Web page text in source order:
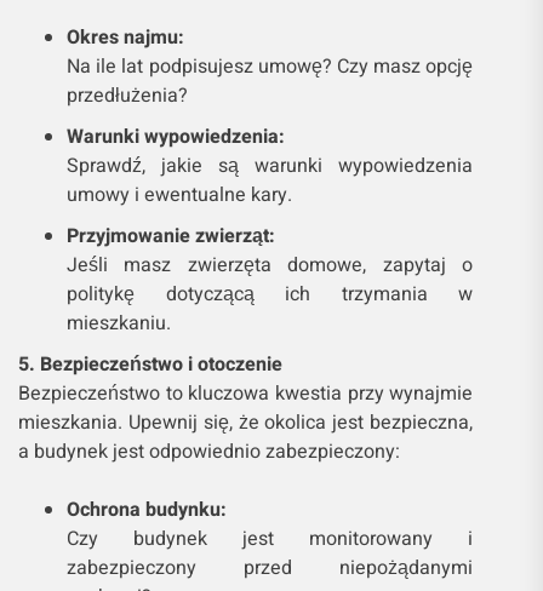
Okres najmu:
Na ile lat podpisujesz umowę? Czy masz opcję
przedłużenia?
Warunki wypowiedzenia:
Sprawdź, jakie są warunki wypowiedzenia
umowy i ewentualne kary.
Przyjmowanie zwierząt:
Jeśli masz zwierzęta domowe, zapytaj o
politykę dotyczącą ich trzymania w
mieszkaniu.
5. Bezpieczeństwo i otoczenie
Bezpieczeństwo to kluczowa kwestia przy wynajmie
mieszkania. Upewnij się, że okolica jest bezpieczna,
a budynek jest odpowiednio zabezpieczony:
Ochrona budynku:
Czy budynek jest monitorowany i
zabezpieczony przed niepożądanymi